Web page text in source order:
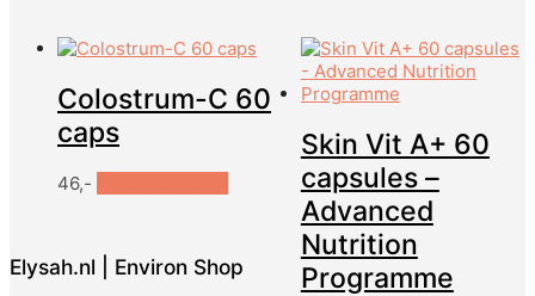
Colostrum-C 60
caps
46,-
Skin Vit A+ 60
capsules –
Advanced
Nutrition
Programme
Elysah.nl | Environ Shop